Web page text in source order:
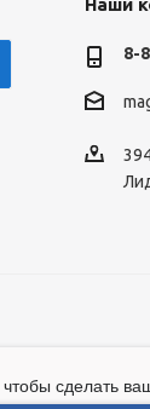
Наши
8-
, чтобы сделать